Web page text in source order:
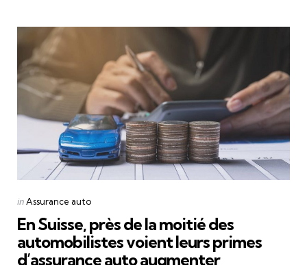
Categories
Posted
inAssurance auto
En Suisse, près de la moitié des
automobilistes voient leurs primes
d’assurance auto augmenter